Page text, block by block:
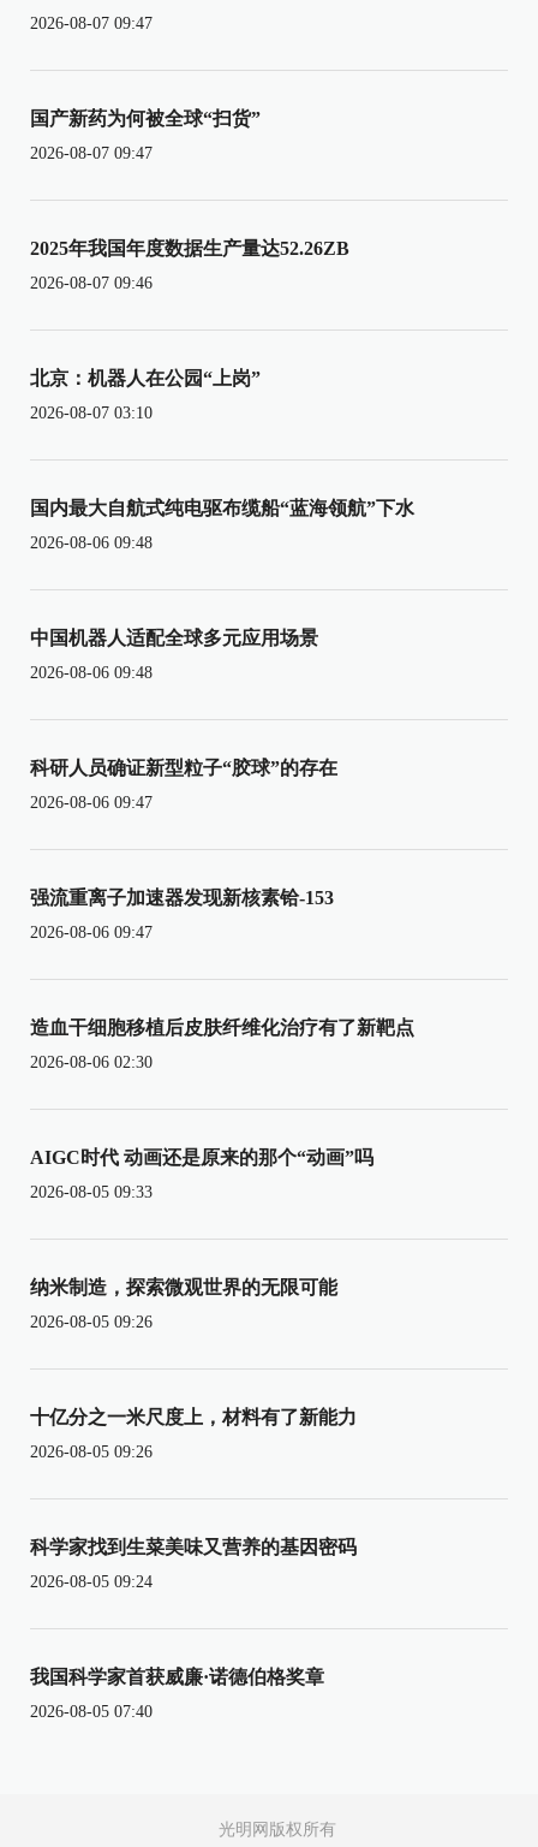
2026-08-07 09:47
国产新药为何被全球“扫货”
2026-08-07 09:47
2025年我国年度数据生产量达52.26ZB
2026-08-07 09:46
北京：机器人在公园“上岗”
2026-08-07 03:10
国内最大自航式纯电驱布缆船“蓝海领航”下水
2026-08-06 09:48
中国机器人适配全球多元应用场景
2026-08-06 09:48
科研人员确证新型粒子“胶球”的存在
2026-08-06 09:47
强流重离子加速器发现新核素铪-153
2026-08-06 09:47
造血干细胞移植后皮肤纤维化治疗有了新靶点
2026-08-06 02:30
AIGC时代 动画还是原来的那个“动画”吗
2026-08-05 09:33
纳米制造，探索微观世界的无限可能
2026-08-05 09:26
十亿分之一米尺度上，材料有了新能力
2026-08-05 09:26
科学家找到生菜美味又营养的基因密码
2026-08-05 09:24
我国科学家首获威廉·诺德伯格奖章
2026-08-05 07:40
光明网版权所有